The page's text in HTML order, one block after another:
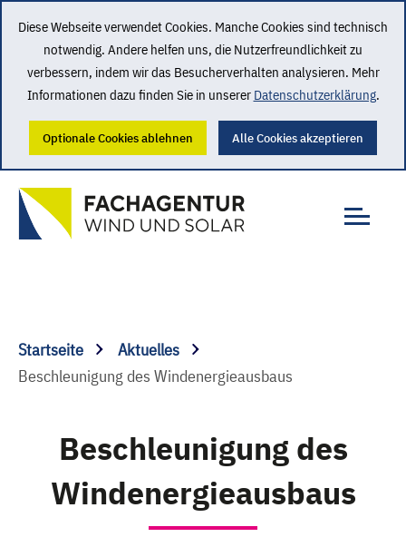
Diese Webseite verwendet Cookies. Manche Cookies sind technisch
notwendig. Andere helfen uns, die Nutzerfreundlichkeit zu
verbessern, indem wir das Besucherverhalten analysieren. Mehr
Informationen dazu finden Sie in unserer Datenschutzerklärung.
Optionale Cookies ablehnen Alle Cookies akzeptieren
Startseite
Aktuelles
Beschleunigung des Windenergieausbaus
Beschleunigung des
Windenergieausbaus